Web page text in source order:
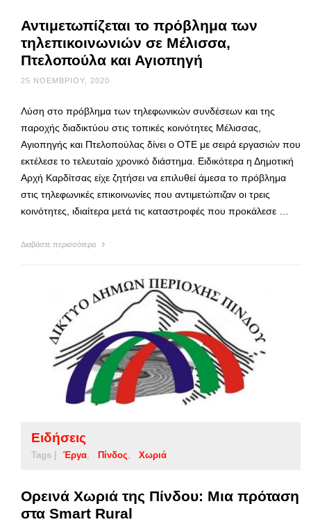
Αντιμετωπίζεται το πρόβλημα των
τηλεπικοινωνιών σε Μέλισσα,
Πτελοπούλα και Αγιοπηγή
25 ΝΟΕΜΒΡΊΟΥ, 2020
Λύση στο πρόβλημα των τηλεφωνικών συνδέσεων και της
παροχής διαδικτύου στις τοπικές κοινότητες Μέλισσας,
Αγιοπηγής και Πτελοπούλας δίνει ο ΟΤΕ με σειρά εργασιών που
εκτέλεσε το τελευταίο χρονικό διάστημα. Ειδικότερα η Δημοτική
Αρχή Καρδίτσας είχε ζητήσει να επιλυθεί άμεσα το πρόβλημα
στις τηλεφωνικές επικοινωνίες που αντιμετώπιζαν οι τρεις
κοινότητες, ιδιαίτερα μετά τις καταστροφές που προκάλεσε …
Διαβάστε περισσότερα
Ειδήσεις
Tags | Έργα Πίνδος Χωριά
Ορεινά Χωριά της Πίνδου: Mια πρόταση
στα Smart Rural